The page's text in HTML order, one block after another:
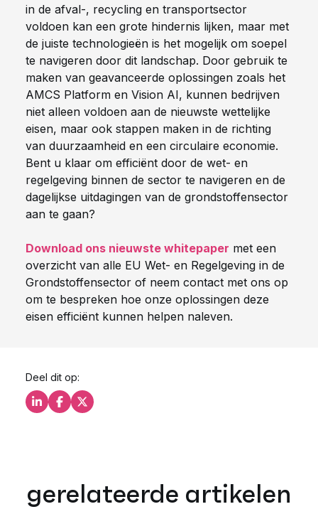
in de afval-, recycling en transportsector
voldoen kan een grote hindernis lijken, maar met
de juiste technologieën is het mogelijk om soepel
te navigeren door dit landschap. Door gebruik te
maken van geavanceerde oplossingen zoals het
AMCS Platform en Vision AI, kunnen bedrijven
niet alleen voldoen aan de nieuwste wettelijke
eisen, maar ook stappen maken in de richting
van duurzaamheid en een circulaire economie.
Bent u klaar om efficiënt door de wet- en
regelgeving binnen de sector te navigeren en de
dagelijkse uitdagingen van de grondstoffensector
aan te gaan?
Download ons nieuwste whitepaper met een
overzicht van alle EU Wet- en Regelgeving in de
Grondstoffensector of neem contact met ons op
om te bespreken hoe onze oplossingen deze
eisen efficiënt kunnen helpen naleven.
Deel dit op:
Deel dit op LinkedIn
Deel dit op Facebook
Deel dit op X
gerelateerde artikelen